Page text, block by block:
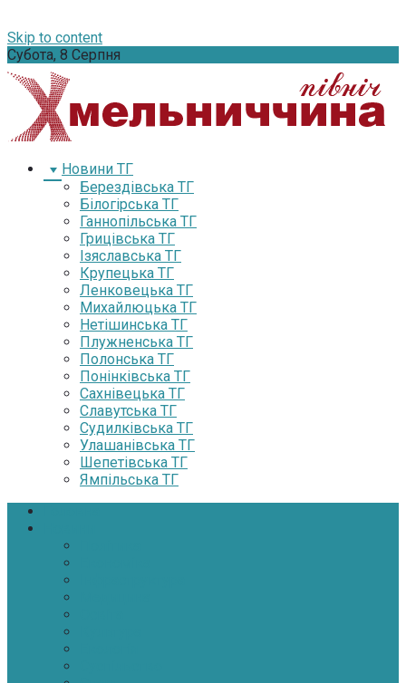
Skip to content
Субота, 8 Серпня
Новини ТГ
Берездівська ТГ
Білогірська ТГ
Ганнопільська ТГ
Грицівська ТГ
Ізяславська ТГ
Крупецька ТГ
Ленковецька ТГ
Михайлюцька ТГ
Нетішинська ТГ
Плужненська ТГ
Полонська ТГ
Понінківська ТГ
Сахнівецька ТГ
Славутська ТГ
Судилківська ТГ
Улашанівська ТГ
Шепетівська ТГ
Ямпільська ТГ